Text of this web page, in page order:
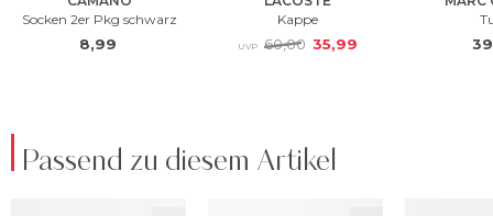
Passend zu diesem Artikel